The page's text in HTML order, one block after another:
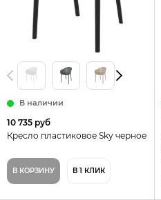
В наличии
10 735 руб
Кресло пластиковое Sky черное
В КОРЗИНУ В 1 КЛИК